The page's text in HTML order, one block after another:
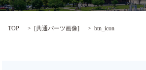
TOP [共通パーツ画像] btn_icon